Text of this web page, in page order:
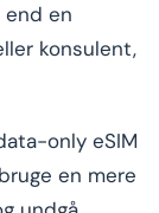
end en
konsulent,
only eSIM
en mere